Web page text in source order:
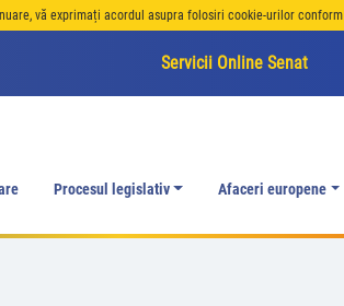
vă exprimați acordul asupra folosiri cookie-urilor conform
Servicii Online Senat
Procesul legislativ Afaceri europene